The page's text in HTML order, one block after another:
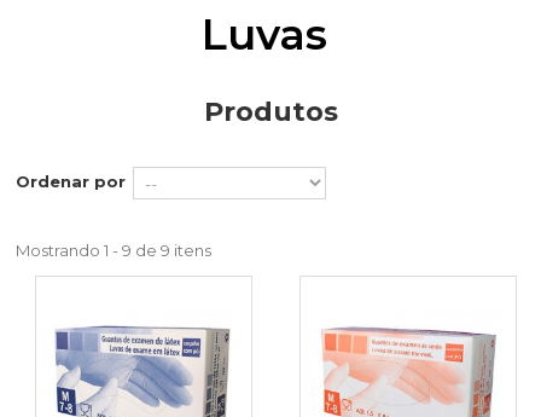
Luvas
Produtos
Ordenar por
Mostrando 1 - 9 de 9 itens